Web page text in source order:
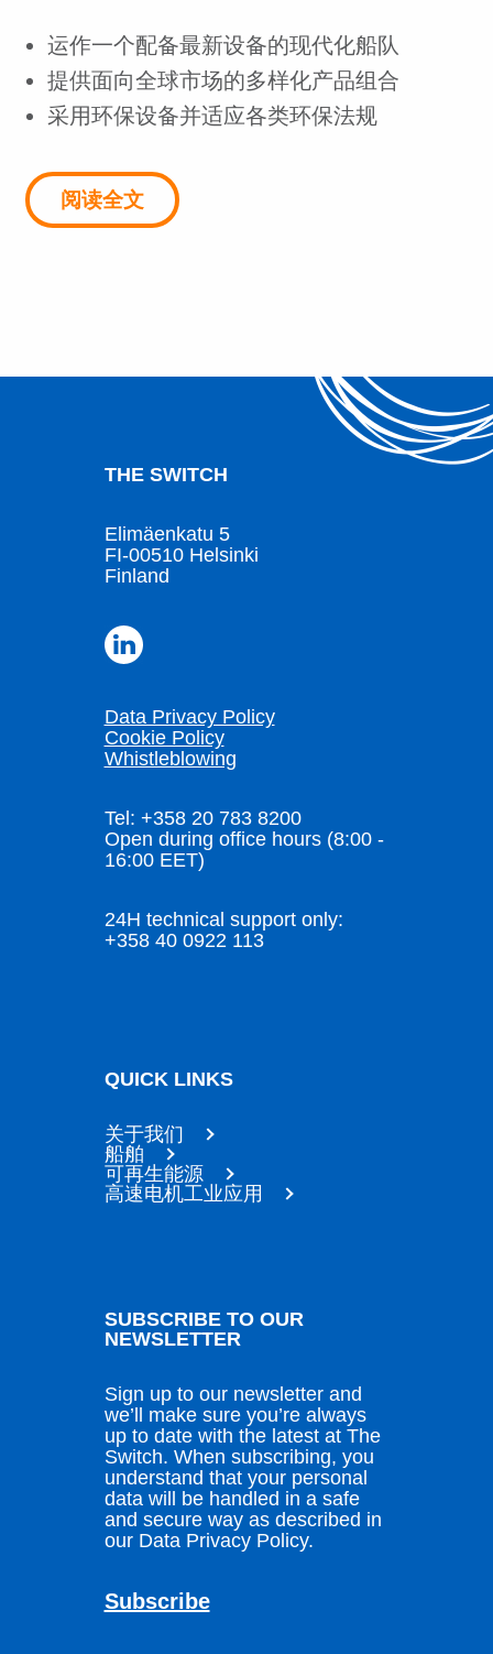
运作一个配备最新设备的现代化船队
提供面向全球市场的多样化产品组合
采用环保设备并适应各类环保法规
阅读全文
THE SWITCH
Elimäenkatu 5
FI-00510 Helsinki
Finland
Data Privacy Policy
Cookie Policy
Whistleblowing
Tel: +358 20 783 8200
Open during office hours (8:00 -
16:00 EET)
24H technical support only:
+358 40 0922 113
QUICK LINKS
关于我们
船舶
可再生能源
高速电机工业应用
SUBSCRIBE TO OUR
NEWSLETTER
Sign up to our newsletter and
we’ll make sure you’re always
up to date with the latest at The
Switch. When subscribing, you
understand that your personal
data will be handled in a safe
and secure way as described in
our Data Privacy Policy.
Subscribe